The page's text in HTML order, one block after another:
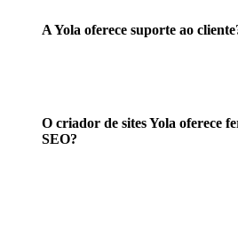
A Yola oferece suporte ao
O criador de sites Yola oferece
SEO?